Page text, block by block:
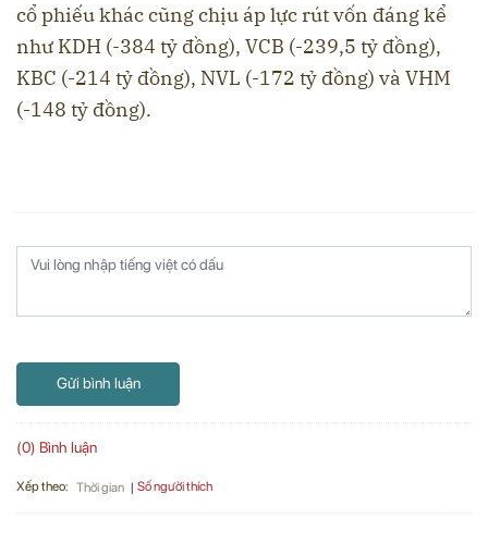
cổ phiếu khác cũng chịu áp lực rút vốn đáng kể
như KDH (-384 tỷ đồng), VCB (-239,5 tỷ đồng),
KBC (-214 tỷ đồng), NVL (-172 tỷ đồng) và VHM
(-148 tỷ đồng).
Gửi bình luận
(0) Bình luận
Xếp theo: Thời gian Số người thích